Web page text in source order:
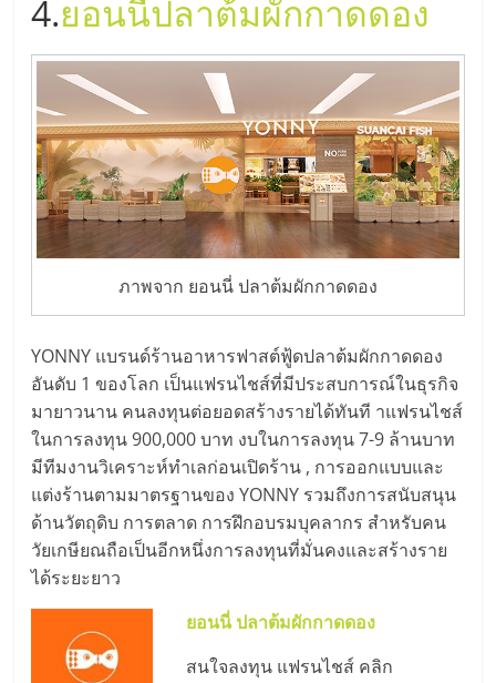
รน
ศูนย์
แฟ
ไชส์
พร้อม
ทำเล
สำหรับ
ฟรี,
บริการ
พัฒนา
ระบบ
แฟ
รน
ไชส์"
4.ยอนนี่ปลาต้มผักกาดดอง
ภาพจาก ยอนนี่ ปลาต้มผักกาดดอง
YONNY แบรนด์ร้านอาหารฟาสต์ฟู้ดปลาต้มผักกาดดอง
อันดับ 1 ของโลก เป็นแฟรนไชส์ที่มีประสบการณ์ในธุรกิจ
มายาวนาน คนลงทุนต่อยอดสร้างรายได้ทันที าแฟรนไชส์
ในการลงทุน 900,000 บาท งบในการลงทุน 7-9 ล้านบาท
มีทีมงานวิเคราะห์ทำเลก่อนเปิดร้าน , การออกแบบและ
แต่งร้านตามมาตรฐานของ YONNY รวมถึงการสนับสนุน
ด้านวัตถุดิบ การตลาด การฝึกอบรมบุคลากร สำหรับคน
วัยเกษียณถือเป็นอีกหนึ่งการลงทุนที่มั่นคงและสร้างราย
ได้ระยะยาว
ยอนนี่ ปลาต้มผักกาดดอง
สนใจลงทุน แฟรนไชส์ คลิก